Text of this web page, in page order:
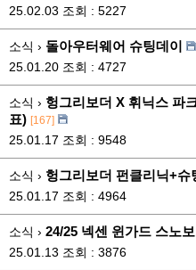
25.02.03 조회 : 5227
소식 › 돌아우터웨어 슈팅데이
25.01.20 조회 : 4727
소식 › 헝그리보더 X 휘닉스 파
표) [167]
25.01.17 조회 : 9548
소식 › 헝그리보더 펀클리닉+
25.01.17 조회 : 4964
소식 › 24/25 넥센 윈가드 스노
25.01.13 조회 : 3876